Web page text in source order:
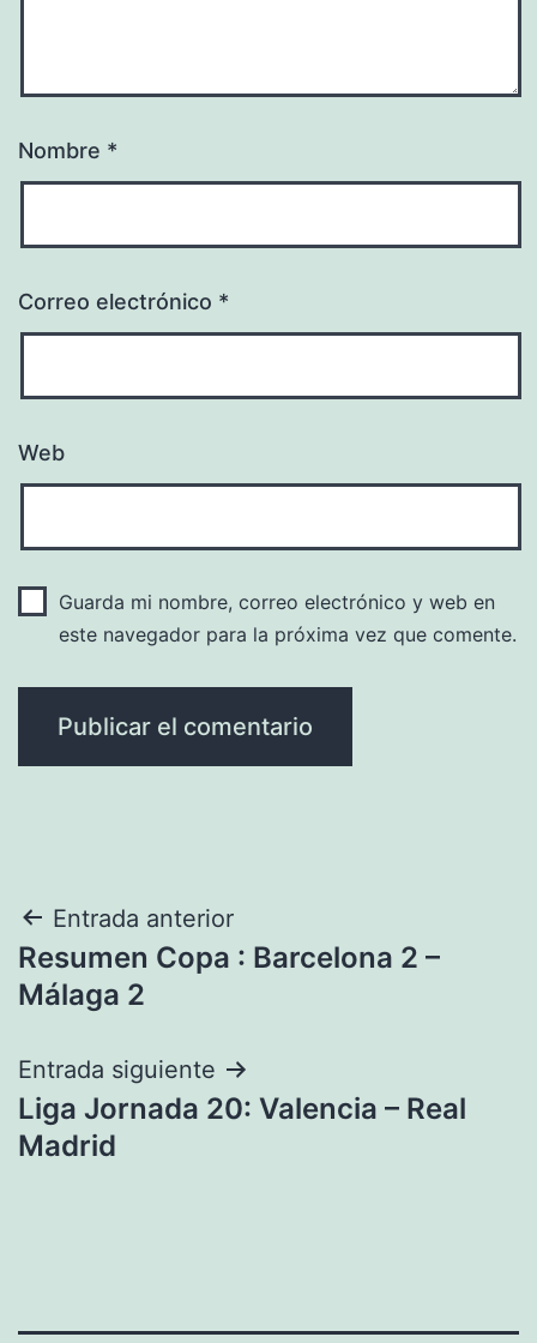
Nombre *
Correo electrónico *
Web
Guarda mi nombre, correo electrónico y web en
este navegador para la próxima vez que comente.
Navegación
de
Entrada anterior
Resumen Copa : Barcelona 2 –
Málaga 2
Entrada siguiente
Liga Jornada 20: Valencia – Real
Madrid